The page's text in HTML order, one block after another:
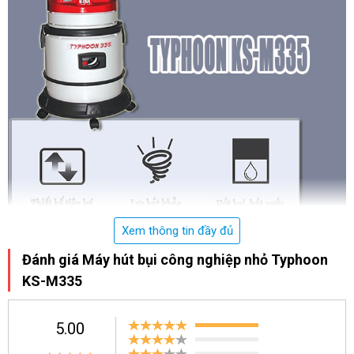
Ưu điểm của máy hút bụi Typhoon KS-M335
Mặc dù chỉ có 1 động cơ nhưng model đã được nhà sản xuất
trang bị cả khả năng hút bụi khô và hút nước. Nhờ đó, nó nâng
bạn thuận tiện hơn rất nhiều.
Xem thông tin đầy đủ
Đánh giá Máy hút bụi công nghiệp nhỏ Typhoon
KS-M335
5.00